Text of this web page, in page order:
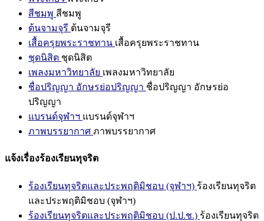
สีชมพู สีชมพู
ต้นจามจุรี ต้นจามจุรี
เสื้อครุยพระราชทาน เสื้อครุยพระราชทาน
ชุดนิสิต ชุดนิสิต
เพลงมหาวิทยาลัย เพลงมหาวิทยาลัย
ชื่อปริญญา อักษรย่อปริญญา ชื่อปริญญา อักษรย่อ
ปริญญา
แบรนด์จุฬาฯ แบรนด์จุฬาฯ
ภาพบรรยากาศ ภาพบรรยากาศ
แจ้งเรื่องร้องเรียนทุจริต
ร้องเรียนทุจริตและประพฤติมิชอบ (จุฬาฯ) ร้องเรียนทุจริต
และประพฤติมิชอบ (จุฬาฯ)
ร้องเรียนทุจริตและประพฤติมิชอบ (ป.ป.ช.) ร้องเรียนทุจริต